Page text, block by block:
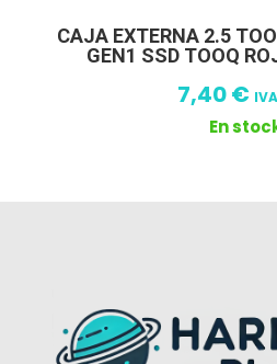
CAJA EXTERNA 2.5
GEN1 SSD TOOQ
7,40€
En